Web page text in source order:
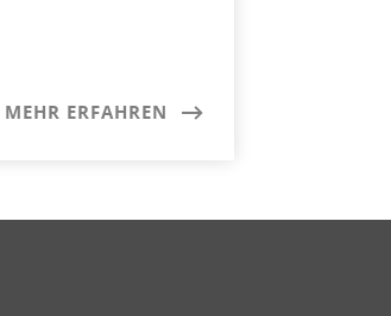
MEHR ERFAHREN